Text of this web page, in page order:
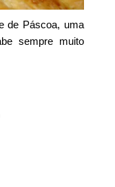
de Páscoa, uma
sempre muito